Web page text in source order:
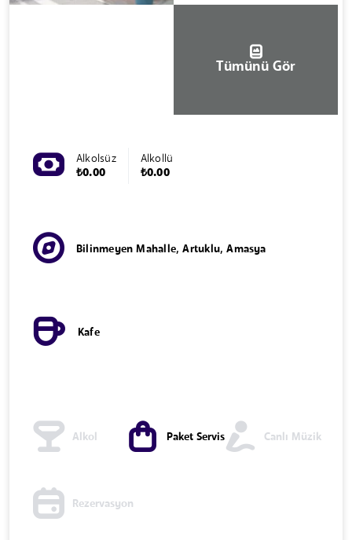
Tümünü Gör
Alkolsüz
₺0.00
Alkollü
₺0.00
Bilinmeyen Mahalle, Artuklu, Amasya
Kafe
Alkol Paket Servis Canlı Müzik
Rezervasyon